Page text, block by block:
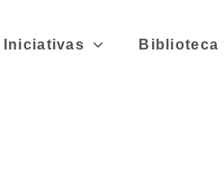
Iniciativas Biblioteca